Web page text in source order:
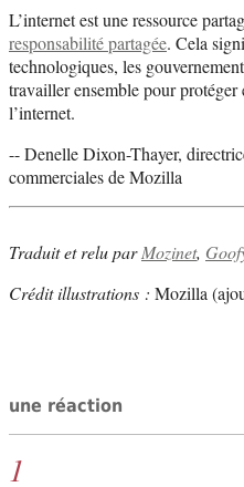
L’internet est une ressource
responsabilité partagée. Cela
technologiques, les
travailler ensemble pour
l’internet.
-- Denelle Dixon-Thayer,
commerciales de Mozilla
Traduit et relu parMozinet,
Crédit illustrations : Mozilla
une réaction
1